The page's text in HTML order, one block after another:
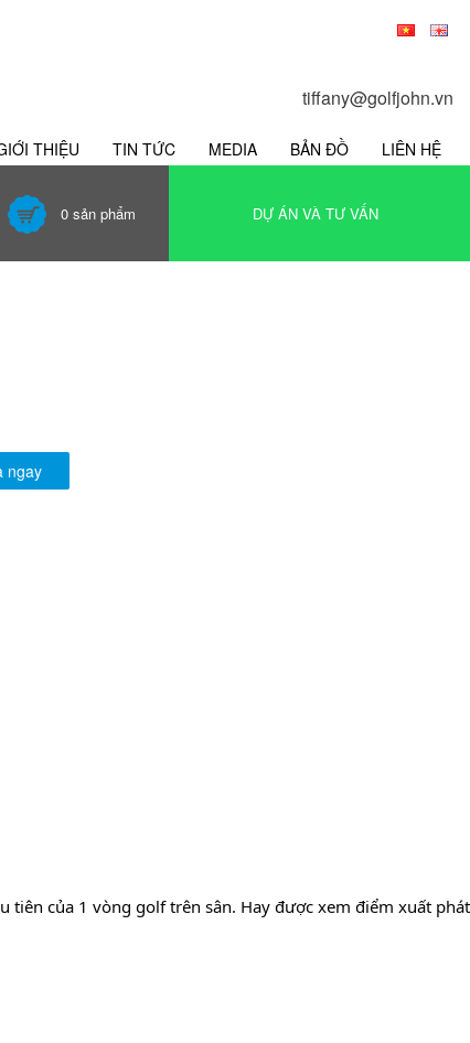
tiffany@golfjohn.vn
THIỆU TIN TỨC MEDIA BẢN ĐỒ LIÊN HỆ
DỰ ÁN VÀ TƯ VẤN
0 sản phẩm
ngay
tiên của 1 vòng golf trên sân. Hay được xem điểm xuất phát